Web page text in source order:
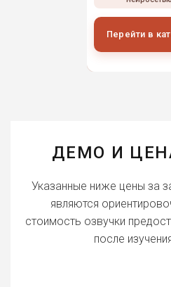
Перейти в
ДЕМО И
Указанные ниже цены за
являются
стоимость озвучки
после